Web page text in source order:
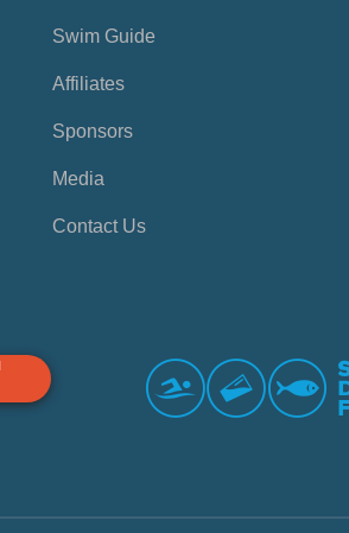
Swim Guide
Affiliates
Sponsors
Media
Contact Us